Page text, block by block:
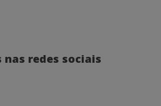
nas redes sociais